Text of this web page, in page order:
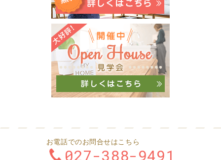
お電話でのお問合せはこちら
027-388-9491